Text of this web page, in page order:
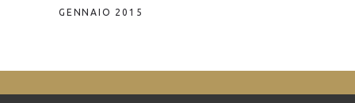
GENNAIO 2015